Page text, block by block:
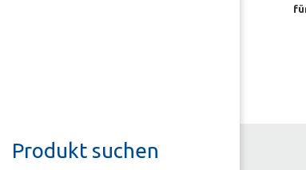
Produkt suchen